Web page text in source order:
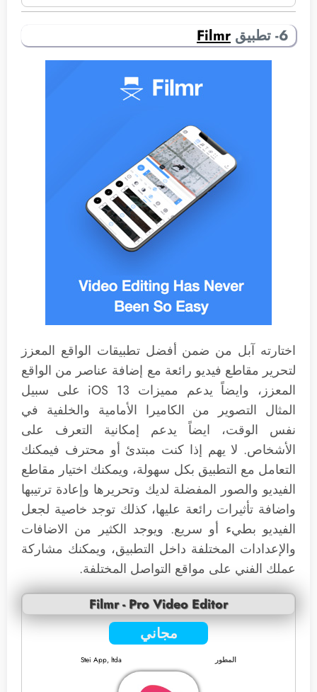
6- تطبيق Filmr
اختارته آبل من ضمن أفضل تطبيقات الواقع المعزز
لتحرير مقاطع فيديو رائعة مع إضافة عناصر من الواقع
المعزز، وايضاً يدعم مميزات iOS 13 على سبيل
المثال التصوير من الكاميرا الأمامية والخلفية في
نفس الوقت، ايضاً يدعم إمكانية التعرف على
الأشخاص. لا يهم إذا كنت مبتدئ أو محترف فيمكنك
التعامل مع التطبيق بكل سهولة، ويمكنك اختيار مقاطع
الفيديو والصور المفضلة لديك وتحريرها وإعادة ترتيبها
واضافة تأثيرات رائعة عليها، كذلك توجد خاصية لجعل
الفيديو بطيء أو سريع. ويوجد الكثير من الاضافات
والإعدادات المختلفة داخل التطبيق، ويمكنك مشاركة
عملك الفني على مواقع التواصل المختلفة.
Filmr - Pro Video Editor
مجاني
المطور Stei App, ltda